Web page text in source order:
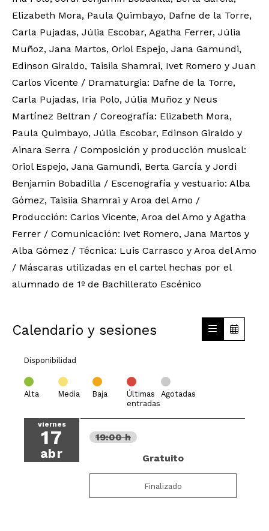
Elizabeth Mora, Paula Quimbayo, Dafne de la Torre,
Carla Pujadas, Júlia Escobar, Agatha Ferrer, Júlia
Muñoz, Jana Martos, Oriol Espejo, Jana Gamundi,
Edinson Giraldo, Taisiia Shamrai, Ivet Romero y Juan
Carlos Vicente / Dramaturgia: Dafne de la Torre,
Carla Pujadas, Iria Polo, Júlia Muñoz y Neus
Martínez Beltran / Coreografía: Elizabeth Mora,
Paula Quimbayo, Júlia Escobar, Edinson Giraldo y
Ainara Serra / Composición y producción musical:
Oriol Espejo, Jana Gamundi, Berta García y Jordi
Benjamin Bobadilla / Escenografía y vestuario: Alba
Gómez, Taisiia Shamrai y Aroa del Amo /
Producción: Carlos Vicente, Aroa del Amo y Agatha
Ferrer / Comunicación: Ivet Romero, Jana Martos y
Alba Gómez / Técnica: Luis Carrasco y Aroa del Amo
/ Máscaras utilizadas en el cartel hechas por el
alumnado de 1º de Bachillerato Escénico
Calendario y sesiones
Disponibilidad
Alta Media Baja
Últimas
entradas
Agotadas
viernes
17
abr
19:00 h
Gratuito
Finalizado